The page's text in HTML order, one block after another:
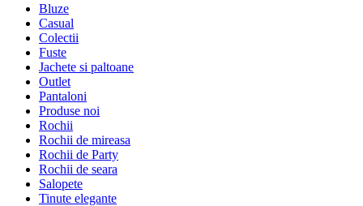
Bluze
Casual
Colectii
Fuste
Jachete si paltoane
Outlet
Pantaloni
Produse noi
Rochii
Rochii de mireasa
Rochii de Party
Rochii de seara
Salopete
Tinute elegante